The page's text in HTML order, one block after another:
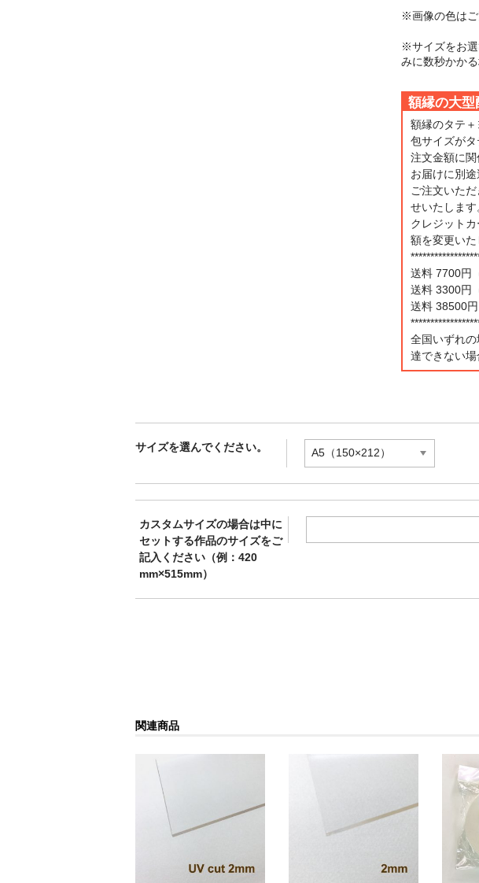
※画像の色はご
※サイズをお
みに数秒かかる
額縁の大型
額縁のタテ
包サイズが
注文金額に
お届けに別途
ご注文いた
せいたします
クレジット
額を変更いた
送料 7700円
送料 3300円
送料 38500
全国いずれ
達できない場
サイズを選んでください。
カスタムサイズの場合は中に
セットする作品のサイズをご
記入ください（例：420
mm×515mm）
関連商品